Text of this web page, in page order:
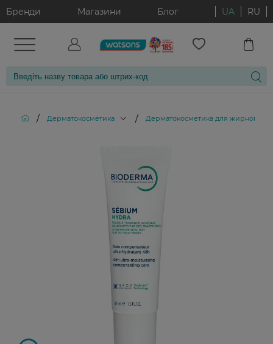
Бренди Магазини Блог UA RU
/ Дерматокосметика / Дерматокосметика для жирної та